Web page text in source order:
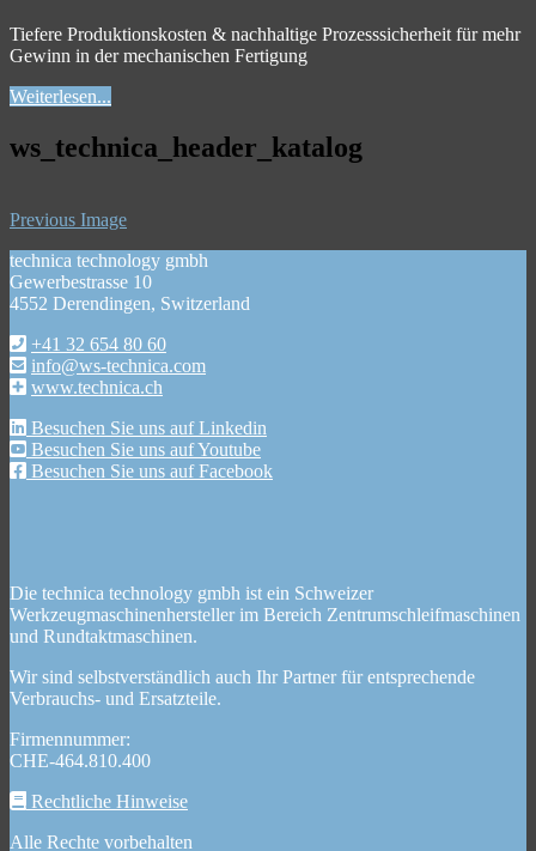
Tiefere Produktionskosten & nachhaltige Prozesssicherheit für mehr
Gewinn in der mechanischen Fertigung
Weiterlesen...
ws_technica_header_katalog
Previous Image
technica technology gmbh
Gewerbestrasse 10
4552 Derendingen, Switzerland
+41 32 654 80 60
info@ws-technica.com
www.technica.ch
Besuchen Sie uns auf Linkedin
Besuchen Sie uns auf Youtube
Besuchen Sie uns auf Facebook
Die technica technology gmbh ist ein Schweizer
Werkzeugmaschinenhersteller im Bereich Zentrumschleifmaschinen
und Rundtaktmaschinen.
Wir sind selbstverständlich auch Ihr Partner für entsprechende
Verbrauchs- und Ersatzteile.
Firmennummer:
CHE-464.810.400
Rechtliche Hinweise
Alle Rechte vorbehalten